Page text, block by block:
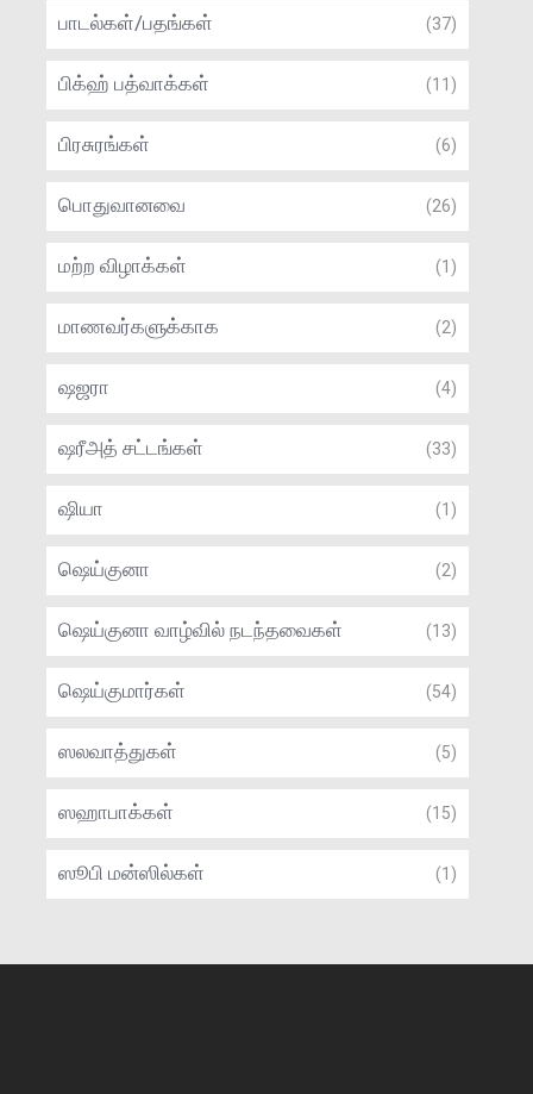
பாடல்கள்/பதங்கள் (37)
பிக்ஹ் பத்வாக்கள் (11)
பிரசுரங்கள் (6)
பொதுவானவை (26)
மற்ற விழாக்கள் (1)
மாணவர்களுக்காக (2)
ஷஜரா (4)
ஷரீஅத் சட்டங்கள் (33)
ஷியா (1)
ஷெய்குனா (2)
ஷெய்குனா வாழ்வில் நடந்தவைகள் (13)
ஷெய்குமார்கள் (54)
ஸலவாத்துகள் (5)
ஸஹாபாக்கள் (15)
ஸூபி மன்ஸில்கள் (1)